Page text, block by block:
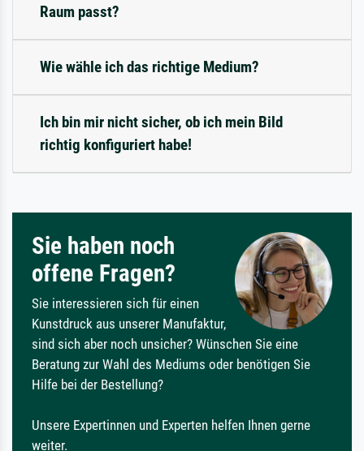
Raum passt?
Wie wähle ich das richtige Medium?
Ich bin mir nicht sicher, ob ich mein Bild
richtig konfiguriert habe!
Sie haben noch
offene Fragen?
Sie interessieren sich für einen
Kunstdruck aus unserer Manufaktur,
sind sich aber noch unsicher? Wünschen Sie eine
Beratung zur Wahl des Mediums oder benötigen Sie
Hilfe bei der Bestellung?
Unsere Expertinnen und Experten helfen Ihnen gerne
weiter.